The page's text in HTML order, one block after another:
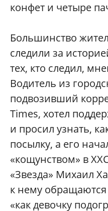
конфет и четыре
Большинство
следили за
тех, кто следил,
Водитель из
подвозивший
Times, хотел
и просил узнать,
посылку, а его
«кощунством» в
«Звезда» Михаил
к нему
«как девочку